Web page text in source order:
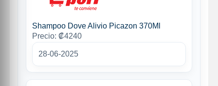
Shampoo Dove Alivio Picazon 370Ml
Precio: ₡4240
28-06-2025